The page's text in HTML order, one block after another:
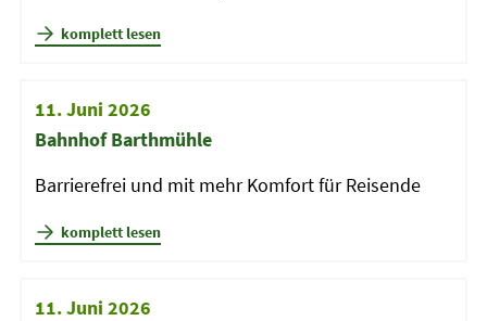
komplett lesen
Bahnhof Barthmühle
11. Juni 2026
Barrierefrei und mit mehr Komfort für Reisende
komplett lesen
11. Juni 2026